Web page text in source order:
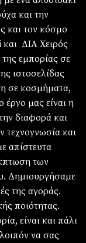
και την
και τον κόσμο
και ΔΙΑ Χειρός
της εμπορίας σε
ιστοσελίδας
σε κοσμήματα,
μας είναι η
διαφορά και
τεχνογνωσία και
απίστευτα
των
Δημιουργήσαμε
της αγοράς.
ποιότητας.
είναι και πάλι
να σας